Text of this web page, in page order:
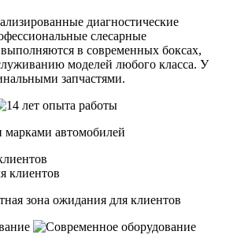
диагностические
слесарные
в современных боксах,
моделей любого класса. У
запчастями.
автомобилей
зона ожидания для клиентов